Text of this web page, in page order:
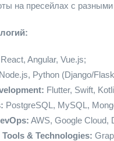
на пресейлах с
React, Angular, Vue.js;
Node.js, Python (Django/
Flutter, Swift,
PostgreSQL, MySQL,
AWS, Google Cloud,
& Technologies: